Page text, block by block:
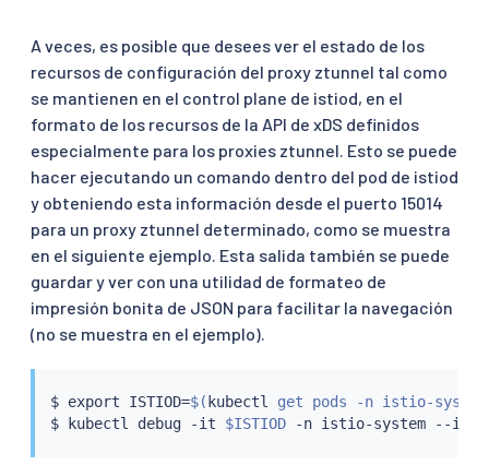
A veces, es posible que desees ver el estado de los
recursos de configuración del proxy ztunnel tal como
se mantienen en el control plane de istiod, en el
formato de los recursos de la API de xDS definidos
especialmente para los proxies ztunnel. Esto se puede
hacer ejecutando un comando dentro del pod de istiod
y obteniendo esta información desde el puerto 15014
para un proxy ztunnel determinado, como se muestra
en el siguiente ejemplo. Esta salida también se puede
guardar y ver con una utilidad de formateo de
impresión bonita de JSON para facilitar la navegación
(no se muestra en el ejemplo).
$ export ISTIOD=$( kubectl get pods -n istio-
$
kubectl debug -it $ISTIOD -n istio-system --